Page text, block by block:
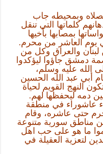
وبمحيطه جاب
كلماتها التي تنقل
بمصابها بأخيها
يوم العاشر من محرم.
والعراق وكل من
دمشق جاؤوا ليؤكدوا
الله عليه وسلم،
أبي عبد الله الحسين
النهج القويم لحياة
دمه ليحفظها لهم.
عاشوراء في منطقة
حتى عاشره، وقام
مناطق سورية متنوعة
ما هو على حب اهل
لتعزية العقيلة في